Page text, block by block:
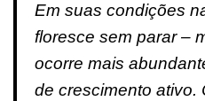
Em suas condições
floresce sem parar –
ocorre mais
de crescimento ativo.